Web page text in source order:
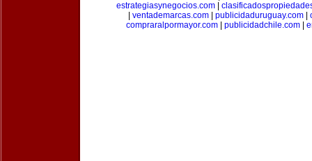
estrategiasynegocios.com|
ventademarcas.com publicidaduruguay.com
compraralpormayor.com| publicidadchile.com|